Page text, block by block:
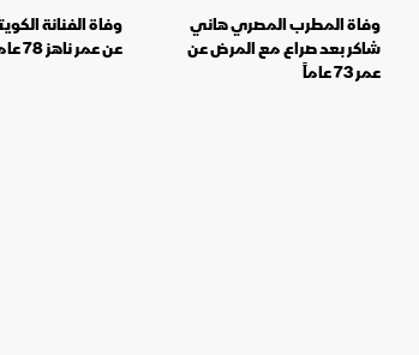
وفاة المطرب المصري هاني
شاكر بعد صراع مع المرض عن
عمر 73 عاماً
وفاة الفنانة
عن عمر ناهز 78 عاماً